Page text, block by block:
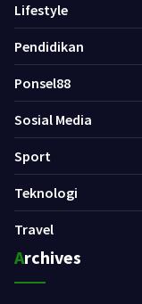
Lifestyle
Pendidikan
Ponsel88
Sosial Media
Sport
Teknologi
Travel
Archives